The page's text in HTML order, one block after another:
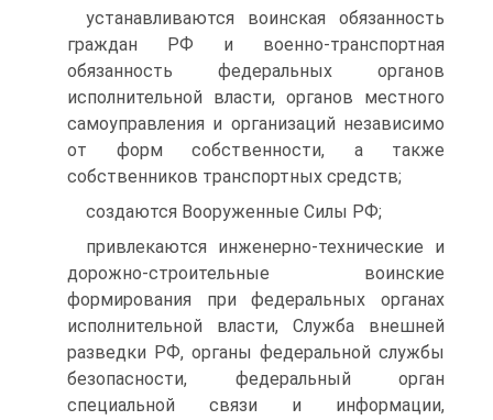
устанавливаются воинская обязанность
граждан РФ и военно-транспортная
обязанность федеральных органов
исполнительной власти, органов местного
самоуправления и организаций независимо
от форм собственности, а также
собственников транспортных средств;
создаются Вооруженные Силы РФ;
привлекаются инженерно-технические и
дорожно-строительные воинские
формирования при федеральных органах
исполнительной власти, Служба внешней
разведки РФ, органы федеральной службы
безопасности, федеральный орган
специальной связи и информации,